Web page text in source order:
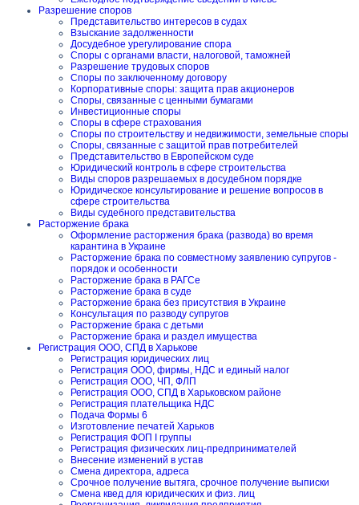
Разрешение споров
Представительство интересов в судах
Взыскание задолженности
Досудебное урегулирование спора
Споры с органами власти, налоговой, таможней
Разрешение трудовых споров
Споры по заключенному договору
Корпоративные споры: защита прав акционеров
Споры, связанные с ценными бумагами
Инвестиционные споры
Споры в сфере страхования
Споры по строительству и недвижимости, земельные споры
Споры, связанные с защитой прав потребителей
Представительство в Европейском суде
Юридический контроль в сфере строительства
Виды споров разрешаемых в досудебном порядке
Юридическое консультирование и решение вопросов в
сфере строительства
Виды судебного представительства
Расторжение брака
Оформление расторжения брака (развода) во время
карантина в Украине
Расторжение брака по совместному заявлению супругов -
порядок и особенности
Расторжение брака в РАГСе
Расторжение брака в суде
Расторжение брака без присутствия в Украине
Консультация по разводу супругов
Расторжение брака с детьми
Расторжение брака и раздел имущества
Регистрация ООО, СПД в Харькове
Регистрация юридических лиц
Регистрация ООО, фирмы, НДС и единый налог
Регистрация ООО, ЧП, ФЛП
Регистрация ООО, СПД в Харьковском районе
Регистрация плательщика НДС
Подача Формы 6
Изготовление печатей Харьков
Регистрация ФОП I группы
Регистрация физических лиц-предпринимателей
Внесение изменений в устав
Смена директора, адреса
Срочное получение вытяга, срочное получение выписки
Смена квед для юридических и физ. лиц